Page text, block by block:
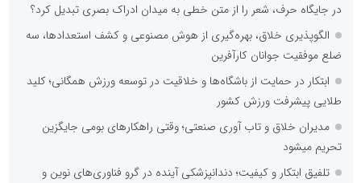
در جایگاه حرف، شعر را از متن خطی به میدان ادراک بصری تبدیل کرد؟
الگوپذیری خلاق، بهره‌گیری از هوش مصنوعی و کشف استعدادها، سه
ضلع موفقیت جوانان کارآفرین
ابتکار در حمایت از باشگاه‌ها و خلاقیت در توسعه ورزش همگانی؛ کلید
طلایی پیشرفت ورزش کشور
مدیران خلاق و تاب آوری صنعتی؛ وقتی راهکارهای بومی جایگزین
تحریم میشود
تلفیق ابتکار و کیفیت؛ دندانپزشکی آینده در گرو فناوری‌های نوین و